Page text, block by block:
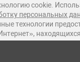
cookie.
персональных
технологии